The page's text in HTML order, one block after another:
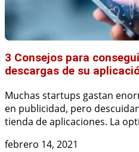
3 Consejos para
descargas de su
Muchas startups gastan
en publicidad, pero
tienda de aplicaciones. La
febrero 14, 2021